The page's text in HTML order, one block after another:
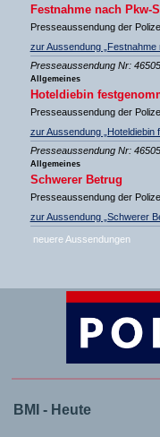
Festnahme nach Pkw-
Presseaussendung der
zur Aussendung
Presseaussendung Nr:
Allgemeines
Hoteldiebin
Presseaussendung der
zur Aussendung „Hoteldiebin
Presseaussendung Nr:
Allgemeines
Schwerer Betrug
Presseaussendung der
zur Aussendung „Schwerer
neuere Aussendungen
BMI - Heute